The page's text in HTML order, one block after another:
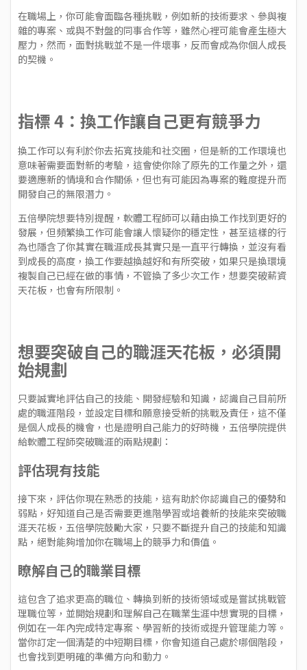
在職場上，你可能會面臨各種挑戰，例如新的技術要求、參與複
雜的專案、或與不對盤的同事合作等，雖然心裡可能會產生極大
壓力，然而，面對挑戰並不是一件壞事，反而會成為你個人成長
的契機。
指標 4：換工作讓自己更有競爭力
換工作可以有利於你去拓寬技能和社交圈，但是新的工作環境也
意味著需要面對新的考驗，這會使你除了原先的工作量之外，還
要適應新的情境和合作關係，但也有可能因為專案的難度提升而
開發自己的無限潛力。
五倍學院想要特別提醒，軟體工程師可以藉由換工作找到更好的
發展，但頻繁換工作可能會讓人懷疑你的穩定性，甚至這樣的行
為也隱含了你其實在職涯成長其實只是一直平行轉換，並沒有看
到成長的高度，換工作要越換越好和有所突破，如果只是換環境
複製自己已經在做的事情，不管換了多少次工作，想要突破薪資
天花板，也會有所限制。
想要突破自己的職涯天花板，必須開
始規劃
只要誠實地評估自己的技能、開發經驗和知識，認識自己目前所
處的職涯階段，並設定目標和願意接受新的挑戰及責任，這不僅
是個人成長的機會，也是證明自己能力的好時機，五倍學院提供
給軟體工程師突破職涯的兩點規劃：
評估現有技能
接下來，評估你現在熟悉的技能，這有助於你認識自己的優勢和
弱點，好知道自己是否需要更進階學習或培養新的技能來突破職
涯天花板，五倍學院鼓勵大家，只要不斷提升自己的技能和知識
點，絕對能夠增加你在職場上的競爭力和價值。
瞭解自己的職業目標
這包含了追求更高的職位、轉換到新的技術領域或是嘗試挑戰管
理職位等，並開始規劃和理解自己在職業生涯中想實現的目標，
例如在一年內完成特定專案、學習新的技術或提升管理能力等。
當你訂定一個清楚的中短期目標，你會知道自己處於哪個階段，
也會找到更明確的準備方向和動力。